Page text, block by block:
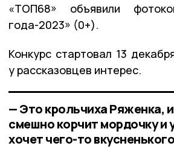
«ТОП68» объявили
года-2023» (0+).
Конкурс стартовал 13
у рассказовцев интерес.
— Это крольчиха Ряженка,
смешно корчит мордочку и
хочет чего-то